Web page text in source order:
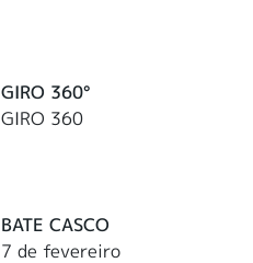
GIRO 360°
GIRO 360
BATE CASCO
7 de fevereiro